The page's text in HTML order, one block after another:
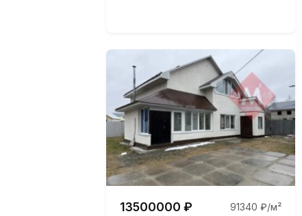
13500000 ₽ 91340 ₽/м²